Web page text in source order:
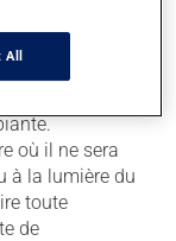
où il ne sera
à la lumière du
toute
de